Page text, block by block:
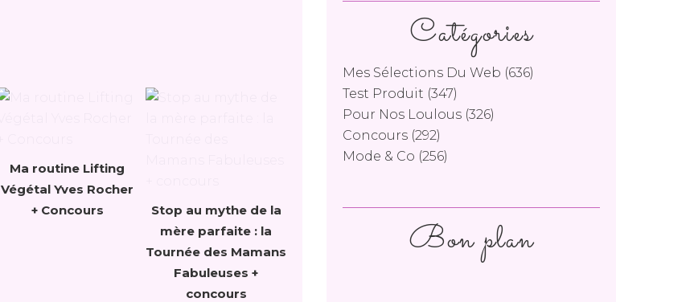
Ma routine Lifting
Végétal Yves Rocher
+ Concours
Stop au mythe de la
mère parfaite : la
Tournée des Mamans
Fabuleuses +
concours
Catégories
Mes Sélections Du Web (636)
Test Produit (347)
Pour Nos Loulous (326)
Concours (292)
Mode & Co (256)
Bon plan